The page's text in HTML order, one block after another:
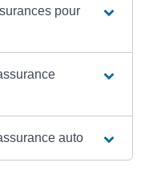
pour
auto